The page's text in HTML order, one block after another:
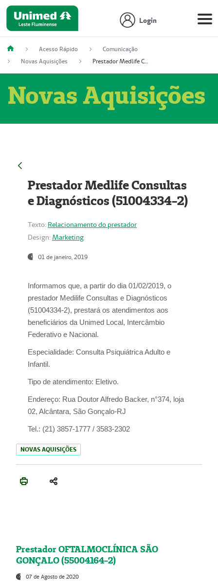
Login
Acesso Rápido
Comunicação
Novas Aquisições
Prestador Medlife Consultas e Diagnósticos (51004334-2)
Novas Aquisições
Prestador Medlife Consultas
e Diagnósticos (51004334-2)
Texto: Relacionamento do prestador
Design: Marketing
01 de janeiro, 2019
Informamos que, a partir do dia 01/02/2019, o
prestador Medilife Consultas e Diagnósticos
(51004334-2), prestará os atendimentos aos
beneficiários da Unimed Local, Intercâmbio
Federativo e Nacional.
Especialidade: Consulta Psiquiátrica Adulto e
Infantil.
Tipo de atendimento: Eletivo.
Endereço: Rua Doutor Alfredo Backer, n°374, loja
02, Alcântara, São Gonçalo-RJ
Tel.: (21) 3857-1777 / 3583-2302
NOVAS AQUISIÇÕES
Prestador OFTALMOCLÍNICA SÃO
GONÇALO (55004164-2)
07 de Agosto de 2020